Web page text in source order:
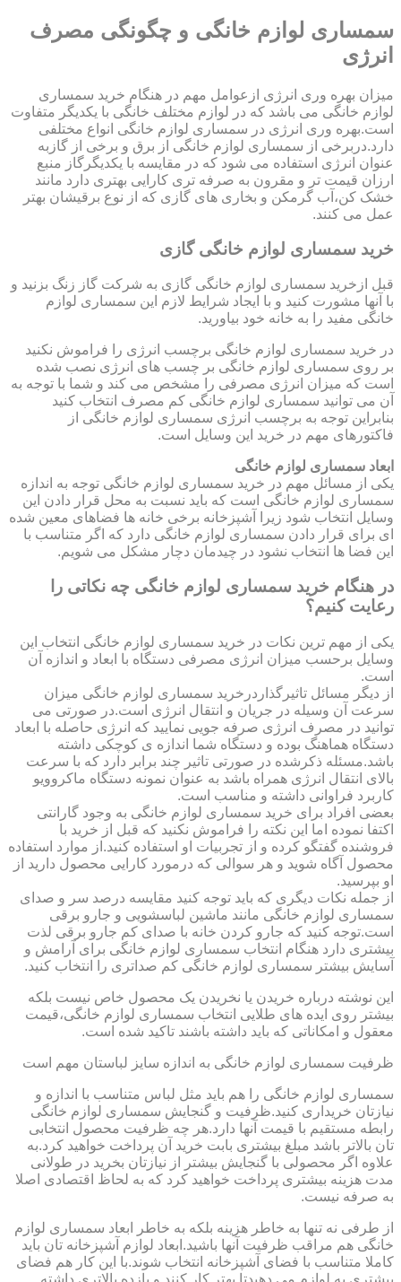
سمساری لوازم خانگی و چگونگی مصرف
انرژی
میزان بهره وری انرژی ازعوامل مهم در هنگام خرید سمساری
لوازم خانگی می باشد که در لوازم مختلف خانگی با یکدیگر متفاوت
است.بهره وری انرژی در سمساری لوازم خانگی انواع مختلفی
دارد.دربرخی از سمساری لوازم خانگی از برق و برخی از گازبه
عنوان انرژی استفاده می شود که در مقایسه با یکدیگرگاز منبع
ارزان قیمت تر و مقرون به صرفه تری کارایی بهتری دارد مانند
خشک کن،آب گرمکن و بخاری های گازی که از نوع برقیشان بهتر
عمل می کنند.
خرید سمساری لوازم خانگی گازی
قبل ازخرید سمساری لوازم خانگی گازی به شرکت گاز زنگ بزنید و
با آنها مشورت کنید و با ایجاد شرایط لازم این سمساری لوازم
خانگی مفید را به خانه خود بیاورید.
در خرید سمساری لوازم خانگی برچسب انرژی را فراموش نکنید
بر روی سمساری لوازم خانگی بر چسب های انرژی نصب شده
است که میزان انرژی مصرفی را مشخص می کند و شما با توجه به
آن می توانید سمساری لوازم خانگی کم مصرف انتخاب کنید
بنابراین توجه به برچسب انرژی سمساری لوازم خانگی از
فاکتورهای مهم در خرید این وسایل است.
ابعاد سمساری لوازم خانگی
یکی از مسائل مهم در خرید سمساری لوازم خانگی توجه به اندازه
سمساری لوازم خانگی است که باید نسبت به محل قرار دادن این
وسایل انتخاب شود زیرا آشپزخانه برخی خانه ها فضاهای معین شده
ای برای قرار دادن سمساری لوازم خانگی دارد که اگر متناسب با
این فضا ها انتخاب نشود در چیدمان دچار مشکل می شویم.
در هنگام خرید سمساری لوازم خانگی چه نکاتی را
رعایت کنیم؟
یکی از مهم ترین نکات در خرید سمساری لوازم خانگی انتخاب این
وسایل برحسب میزان انرژی مصرفی دستگاه با ابعاد و اندازه آن
است.
از دیگر مسائل تاثیرگذاردرخرید سمساری لوازم خانگی میزان
سرعت آن وسیله در جریان و انتقال انرژی است.در صورتی می
توانید در مصرف انرژی صرفه جویی نمایید که انرژی حاصله با ابعاد
دستگاه هماهنگ بوده و دستگاه شما اندازه ی کوچکی داشته
باشد.مسئله ذکرشده در صورتی تاثیر چند برابر دارد که با سرعت
بالای انتقال انرژی همراه باشد به عنوان نمونه دستگاه ماکروویو
کاربرد فراوانی داشته و مناسب است.
بعضی افراد برای خرید سمساری لوازم خانگی به وجود گارانتی
اکتفا نموده اما این نکته را فراموش نکنید که قبل از خرید با
فروشنده گفتگو کرده و از تجربیات او استفاده کنید.از موارد استفاده
محصول آگاه شوید و هر سوالی که درمورد کارایی محصول دارید از
او بپرسید.
از جمله نکات دیگری که باید توجه کنید مقایسه درصد سر و صدای
سمساری لوازم خانگی مانند ماشین لباسشویی و جارو برقی
است.توجه کنید که جارو کردن خانه با صدای کم جارو برقی لذت
بیشتری دارد هنگام انتخاب سمساری لوازم خانگی برای آرامش و
آسایش بیشتر سمساری لوازم خانگی کم صداتری را انتخاب کنید.
این نوشته درباره خریدن یا نخریدن یک محصول خاص نیست بلکه
بیشتر روی ایده های طلایی انتخاب سمساری لوازم خانگی،قیمت
معقول و امکاناتی که باید داشته باشند تاکید شده است.
ظرفیت سمساری لوازم خانگی به اندازه سایز لباستان مهم است
سمساری لوازم خانگی را هم باید مثل لباس متناسب با اندازه و
نیازتان خریداری کنید.ظرفیت و گنجایش سمساری لوازم خانگی
رابطه مستقیم با قیمت آنها دارد.هر چه ظرفیت محصول انتخابی
تان بالاتر باشد مبلغ بیشتری بابت خرید آن پرداخت خواهید کرد.به
علاوه اگر محصولی با گنجایش بیشتر از نیازتان بخرید در طولانی
مدت هزینه بیشتری پرداخت خواهید کرد که به لحاظ اقتصادی اصلا
به صرفه نیست.
از طرفی نه تنها به خاطر هزینه بلکه به خاطر ابعاد سمساری لوازم
خانگی هم مراقب ظرفیت آنها باشید.ابعاد لوازم آشپزخانه تان باید
کاملا متناسب با فضای آشپزخانه انتخاب شوند.با این کار هم فضای
بیشتری به لوازم می دهیدتا بهتر کار کنند و بازده بالاتری داشته